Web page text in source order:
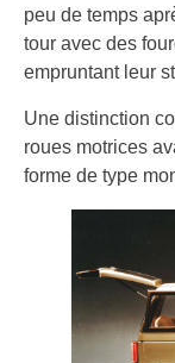
peu de temps
tour avec des
empruntant leur
Une distinction
roues motrices
forme de type